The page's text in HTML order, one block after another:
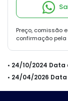
Preço, comissão
confirmação
• 24/10/2024
• 24/04/2026